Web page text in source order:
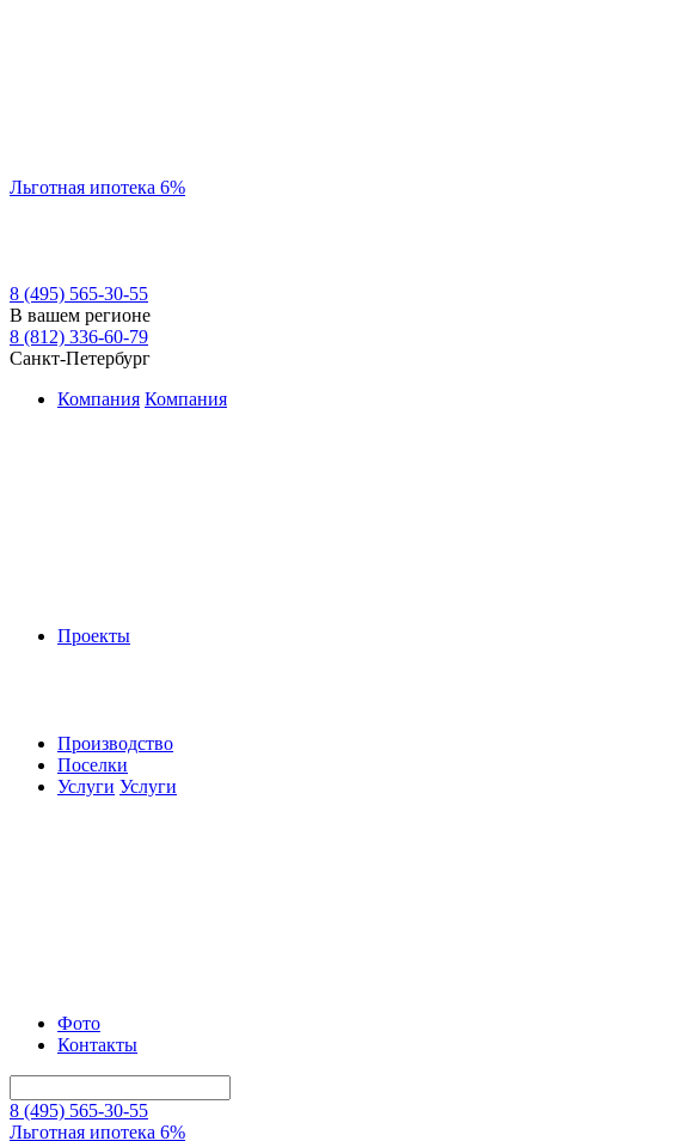
Льготная ипотека 6%
8 (495) 565-30-55
В вашем регионе
8 (812) 336-60-79
Санкт-Петербург
Компания Компания
Проекты
Производство
Поселки
Услуги Услуги
Фото
Контакты
8 (495) 565-30-55
Льготная ипотека 6%